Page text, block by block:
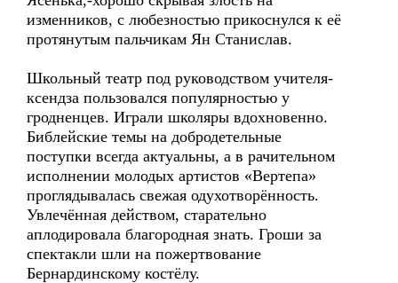
изменников, с любезностью прикоснулся к её
протянутым пальчикам Ян Станислав.
Школьный театр под руководством учителя-
ксендза пользовался популярностью у
гродненцев. Играли школяры вдохновенно.
Библейские темы на добродетельные
поступки всегда актуальны, а в рачительном
исполнении молодых артистов «Вертепа»
проглядывалась свежая одухотворённость.
Увлечённая действом, старательно
аплодировала благородная знать. Гроши за
спектакли шли на пожертвование
Бернардинскому костёлу.